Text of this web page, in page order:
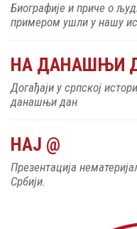
Биографије и приче о
примером ушли у нашу
НА ДАНАШЊИ
Догађаји у српској
данашњи дан
НАЈ @
Презентација
Србији.